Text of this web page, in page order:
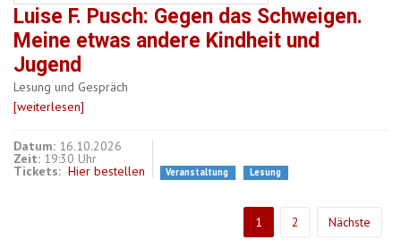
Luise F. Pusch: Gegen das Schweigen.
Meine etwas andere Kindheit und
Jugend
Lesung und Gespräch
[weiterlesen]
Datum: 16.10.2026
Zeit: 19:30 Uhr
Tickets: Hier bestellen Veranstaltung Lesung
1 2 Nächste